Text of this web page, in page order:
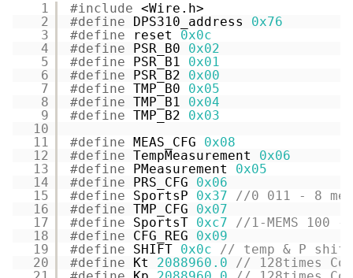
1
2
3
4
5
6
7
8
9
10
11
12
13
14
15
16
17
18
19
20
#include <Wire.h>
#define
DPS310_address 0x76
#define
reset 0x0c
#define
PSR_B0 0x02
#define
PSR_B1 0x01
#define
PSR_B2 0x00
#define TMP_B0 0x05
#define TMP_B1 0x04
#define TMP_B2 0x03
#define
MEAS_CFG 0x08
#define TempMeasurement 0x06
#define
PMeasurement 0x05
#define
PRS_CFG 0x06
#define
SportsP 0x37
//0 011 - 8
#define TMP_CFG 0x07
#define
SportsT 0xc7
//1-MEMS 100
#define
CFG_REG 0x09
#define
SHIFT 0x0c
// temp & P shift
#define
Kt 2088960.0
// 128times